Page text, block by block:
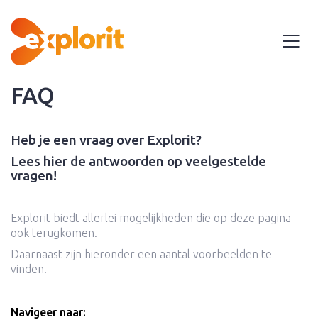
FAQ
Heb je een vraag over Explorit?
Lees hier de antwoorden op veelgestelde
vragen!
Explorit biedt allerlei mogelijkheden die op deze pagina
ook terugkomen.
Daarnaast zijn hieronder een aantal voorbeelden te
vinden.
Navigeer naar: